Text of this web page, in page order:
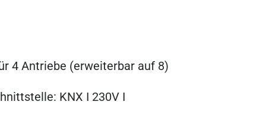
4 Antriebe (erweiterbar auf 8)
KNX I 230V I